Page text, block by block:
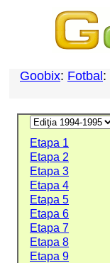
Goobix: Fotbal :
Etapa 1
Etapa 2
Etapa 3
Etapa 4
Etapa 5
Etapa 6
Etapa 7
Etapa 8
Etapa 9